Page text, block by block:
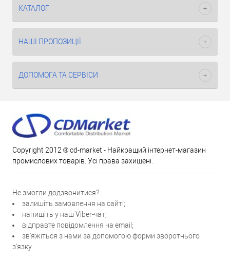
КАТАЛОГ
НАШІ ПРОПОЗИЦІЇ
ДОПОМОГА ТА СЕРВІСИ
Copyright 2012 ® cd-market - Найкращий інтернет-магазин
промислових товарів. Усі права захищені.
Не змогли додзвонитися?
залишіть замовлення на сайті;
напишіть у наш Viber-чат;
відправте повідомлення на email;
зв'яжіться з нами за допомогою форми зворотнього
з'язку.